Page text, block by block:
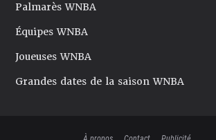
Palmarès WNBA
Équipes WNBA
Joueuses WNBA
Grandes dates de la saison WNBA